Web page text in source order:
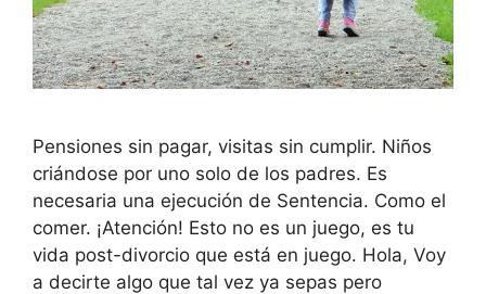
Pensiones sin pagar, visitas sin cumplir. Niños
criándose por uno solo de los padres. Es
necesaria una ejecución de Sentencia. Como el
comer. ¡Atención! Esto no es un juego, es tu
vida post-divorcio que está en juego. Hola, Voy
a decirte algo que tal vez ya sepas pero